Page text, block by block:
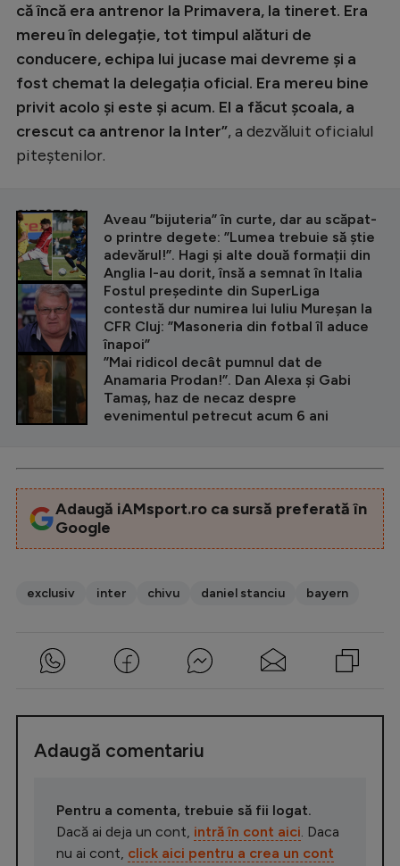
că încă era antrenor la Primavera, la tineret. Era
mereu în delegație, tot timpul alături de
conducere, echipa lui jucase mai devreme și a
fost chemat la delegația oficial. Era mereu bine
privit acolo și este și acum. El a făcut școala, a
crescut ca antrenor la Inter”, a dezvăluit oficialul
piteștenilor.
CITEȘTE ȘI
Aveau ”bijuteria” în curte, dar au scăpat-
o printre degete: ”Lumea trebuie să știe
adevărul!”. Hagi și alte două formații din
Anglia l-au dorit, însă a semnat în Italia
Fostul președinte din SuperLiga
contestă dur numirea lui Iuliu Mureșan la
CFR Cluj: ”Masoneria din fotbal îl aduce
înapoi”
”Mai ridicol decât pumnul dat de
Anamaria Prodan!”. Dan Alexa și Gabi
Tamaș, haz de necaz despre
evenimentul petrecut acum 6 ani
Adaugă iAMsport.ro ca sursă preferată în
Google
exclusiv inter chivu daniel stanciu bayern
Adaugă comentariu
Pentru a comenta, trebuie să fii logat.
Dacă ai deja un cont, intră în cont aici. Daca
nu ai cont, click aici pentru a crea un cont